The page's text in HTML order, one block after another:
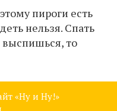
пироги есть
нельзя. Спать
выспишься, то
«Ну и Ну!»